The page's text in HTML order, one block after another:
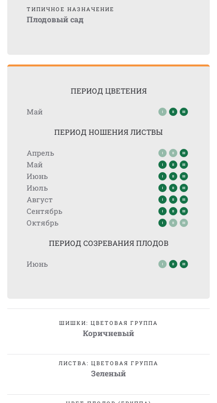
ТИПИЧНОЕ НАЗНАЧЕНИЕ
Плодовый сад
ПЕРИОД ЦВЕТЕНИЯ
Май
ПЕРИОД НОШЕНИЯ ЛИСТВЫ
Апрель
Май
Июнь
Июль
Август
Сентябрь
Октябрь
ПЕРИОД СОЗРЕВАНИЯ ПЛОДОВ
Июнь
ШИШКИ: ЦВЕТОВАЯ ГРУППА
Коричневый
ЛИСТВА: ЦВЕТОВАЯ ГРУППА
Зеленый